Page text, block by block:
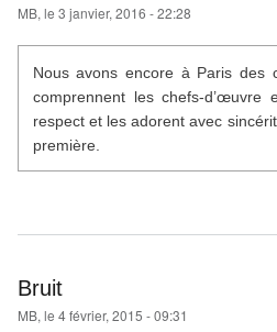
MB, le 3 janvier, 2016 - 22:28
Nous avons encore à Paris des
comprennent les chefs-
respect et les adorent avec
première.
Bruit
MB, le 4 février, 2015 - 09:31